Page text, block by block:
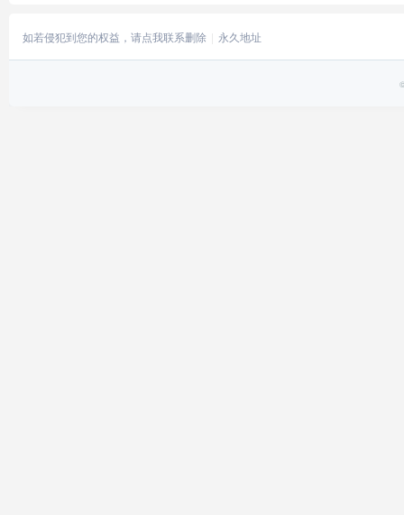
如若侵犯到您的权益，请点我联系删除 永久地址